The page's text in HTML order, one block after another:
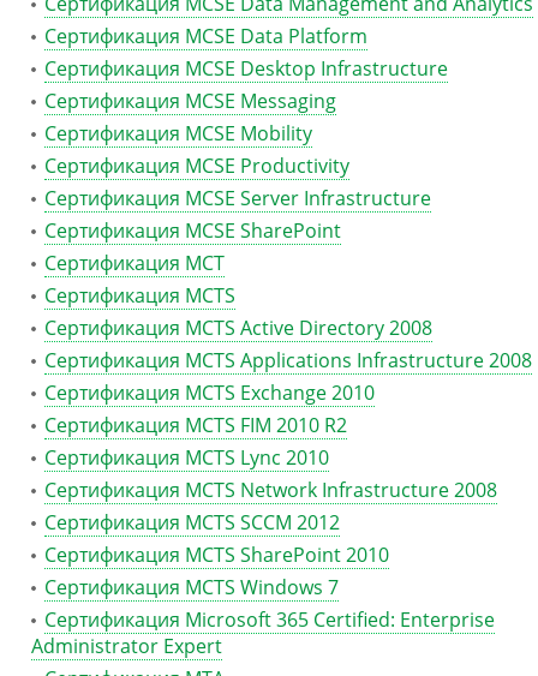
Сертификация MCSE Data Platform
Сертификация MCSE Desktop Infrastructure
Сертификация MCSE Messaging
Сертификация MCSE Mobility
Сертификация MCSE Productivity
Сертификация MCSE Server Infrastructure
Сертификация MCSE SharePoint
Сертификация MCT
Сертификация MCTS
Сертификация MCTS Active Directory 2008
Сертификация MCTS Applications Infrastructure 2008
Сертификация MCTS Exchange 2010
Сертификация MCTS FIM 2010 R2
Сертификация MCTS Lync 2010
Сертификация MCTS Network Infrastructure 2008
Сертификация MCTS SCCM 2012
Сертификация MCTS SharePoint 2010
Сертификация MCTS Windows 7
Сертификация Microsoft 365 Certified: Enterprise
Administrator Expert